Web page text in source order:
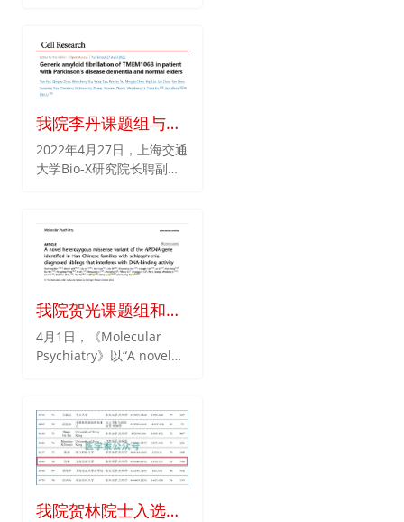
团队联合在Nature
Genetics在线发表了题为
Improving polygenic
prediction in ancestrallly
diverse populations的研
究论文，建立了一种新的多
基因风险评分算法能够更准
确地预测不同人群的疾病风
我院李丹课题组与合
作者在人脑中发现并
表征由TMEM106B形
2022年4月27日，上海交通
大学Bio-X研究院长聘副教
海有机所生物与化学交叉研
究中心刘聪课题组合作在
Cell Research在线发表题
为“Generic amyloid
fibrillation of TMEM106B
in patient
withParkinson's disease
dementia and normal
我院贺光课题组和陆
青课题组共同解析了
精神分裂症候选新基
的结构和功能
4月1日，《Molecular
Psychiatry》以“A novel
gene identified in Han
Chinese families with
schizophrenia-
diagnosed siblings that
interferes with DNA-
binding activity”为题在线
我院贺林院士入选医